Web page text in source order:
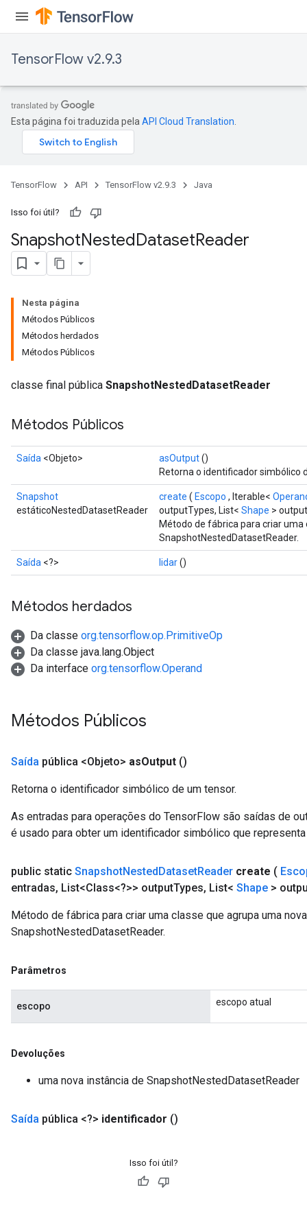
TensorFlow v2.9.3
Esta página foi traduzida pela API Cloud Translation
TensorFlow API TensorFlow v2.9.3 Java
Isso foi útil?
SnapshotNestedDatasetReader
Nesta página
Métodos Públicos
Métodos herdados
Métodos Públicos
classe final pública SnapshotNestedDatasetReader
Métodos Públicos
Saída <Objeto> asOutput()
Retorna o identificador simbólico
Snapshot
estáticoNestedDatasetReader
create ( Escopo , Iterable<
outputTypes, List< Shape >
Método de fábrica para criar
SnapshotNestedDatasetReader.
Saída <?> lidar()
Métodos herdados
Da classe org.tensorflow.op.PrimitiveOp
Da classe java.lang.Object
Da interface org.tensorflow.Operand
Métodos Públicos
Saída pública <Objeto> asOutput ()
Retorna o identificador simbólico de um tensor.
As entradas para operações do TensorFlow são saídas de
é usado para obter um identificador simbólico que
public static SnapshotNestedDatasetReader create (
entradas, List<Class<?>> outputTypes, List< Shape >
Método de fábrica para criar uma classe que agrupa uma
SnapshotNestedDatasetReader.
Parâmetros
escopo escopo atual
Devoluções
uma nova instância de SnapshotNestedDatasetReader
Saída pública <?> identificador ()
Isso foi útil?